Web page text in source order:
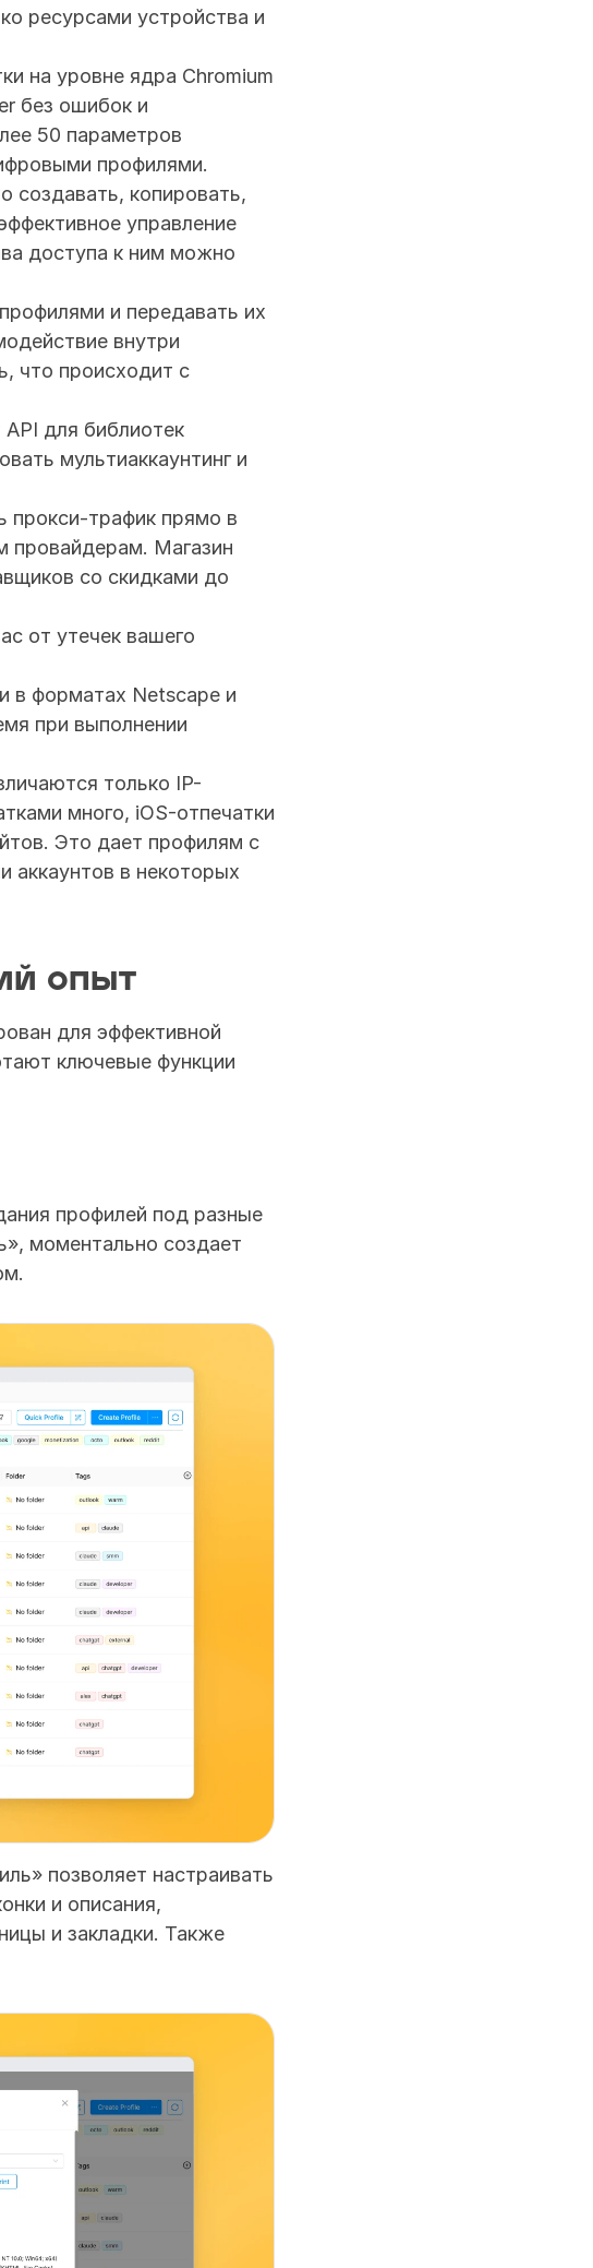
ресурсами устройства и
на уровне ядра Chromium
без ошибок и
50 параметров
профилями.
создавать, копировать,
управление
доступа к ним можно
и передавать их
внутри
что происходит с
для библиотек
мультиаккаунтинг и
прокси-трафик прямо в
провайдерам. Магазин
со скидками до
от утечек вашего
в форматах Netscape и
при выполнении
только IP-
много, iOS-отпечатки
Это дает профилям с
аккаунтов в некоторых
опыт
для эффективной
ключевые функции
профилей под разные
моментально создает
позволяет настраивать
и описания,
и закладки. Также